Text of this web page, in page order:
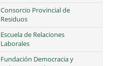
Consorcio Provincial de
Residuos
Escuela de Relaciones
Laborales
Fundación Democracia y